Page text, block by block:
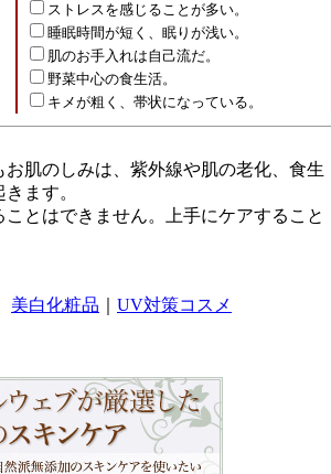
ストレスを感じることが多い。
睡眠時間が短く、眠りが浅い。
肌のお手入れは自己流だ。
野菜中心の食生活。
キメが粗く、帯状になっている。
肌のしみは、紫外線や肌の老化、食生
ます。
とはできません。上手にケアすること
美白化粧品 UV対策コスメ